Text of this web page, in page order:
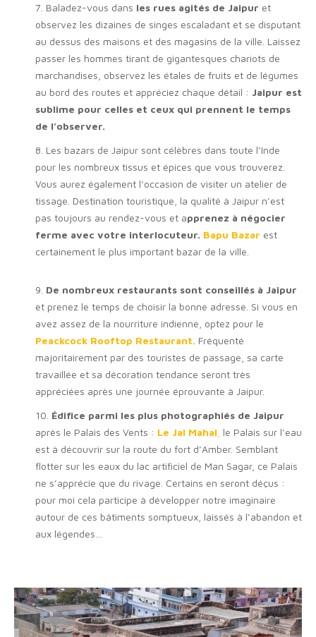
7. Baladez-vous dans les rues agités de Jaipur et
observez les dizaines de singes escaladant et se disputant
au dessus des maisons et des magasins de la ville. Laissez
passer les hommes tirant de gigantesques chariots de
marchandises, observez les étales de fruits et de légumes
au bord des routes et appréciez chaque détail : Jaipur est
sublime pour celles et ceux qui prennent le temps
de l’observer.
8. Les bazars de Jaipur sont célèbres dans toute l’Inde
pour les nombreux tissus et épices que vous trouverez.
Vous aurez également l’occasion de visiter un atelier de
tissage. Destination touristique, la qualité à Jaipur n’est
pas toujours au rendez-vous et apprenez à négocier
ferme avec votre interlocuteur. Bapu Bazar est
certainement le plus important bazar de la ville.
9. De nombreux restaurants sont conseillés à Jaipur
et prenez le temps de choisir la bonne adresse. Si vous en
avez assez de la nourriture indienne, optez pour le
Peackcock Rooftop Restaurant. Fréquenté
majoritairement par des touristes de passage, sa carte
travaillée et sa décoration tendance seront très
appréciées après une journée éprouvante à Jaipur.
10. Édifice parmi les plus photographiés de Jaipur
après le Palais des Vents : Le Jal Mahal le Palais sur l’eau
est à découvrir sur la route du fort d’Amber. Semblant
flotter sur les eaux du lac artificiel de Man Sagar, ce Palais
ne s’apprécie que du rivage. Certains en seront déçus :
pour moi cela participe à développer notre imaginaire
autour de ces bâtiments somptueux, laissés à l’abandon et
aux légendes…